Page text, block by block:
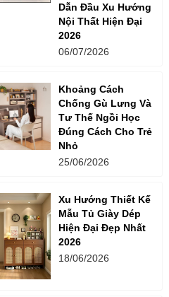
Dẫn Đầu Xu Hướng
Nội Thất Hiện Đại
2026
06/07/2026
Khoảng Cách
Chống Gù Lưng Và
Tư Thế Ngồi Học
Đúng Cách Cho Trẻ
Nhỏ
25/06/2026
Xu Hướng Thiết Kế
Mẫu Tủ Giày Dép
Hiện Đại Đẹp Nhất
2026
18/06/2026